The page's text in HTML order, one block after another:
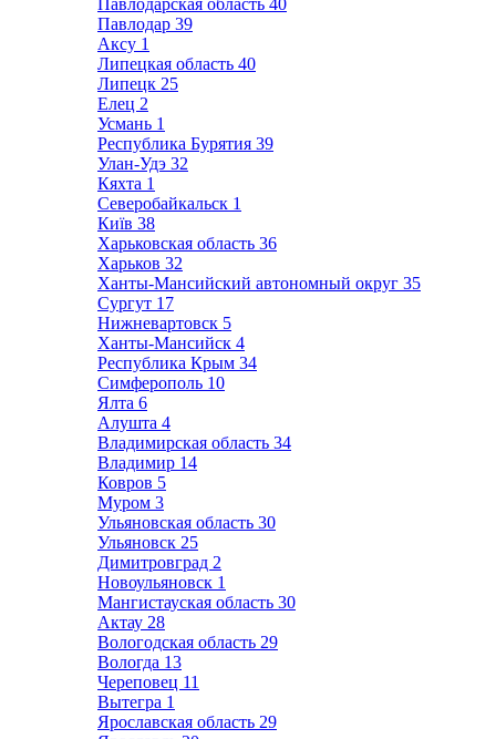
Павлодарская область 40
Павлодар 39
Аксу 1
Липецкая область 40
Липецк 25
Елец 2
Усмань 1
Республика Бурятия 39
Улан-Удэ 32
Кяхта 1
Северобайкальск 1
Київ 38
Харьковская область 36
Харьков 32
Ханты-Мансийский автономный округ 35
Сургут 17
Нижневартовск 5
Ханты-Мансийск 4
Республика Крым 34
Симферополь 10
Ялта 6
Алушта 4
Владимирская область 34
Владимир 14
Ковров 5
Муром 3
Ульяновская область 30
Ульяновск 25
Димитровград 2
Новоульяновск 1
Мангистауская область 30
Актау 28
Вологодская область 29
Вологда 13
Череповец 11
Вытегра 1
Ярославская область 29